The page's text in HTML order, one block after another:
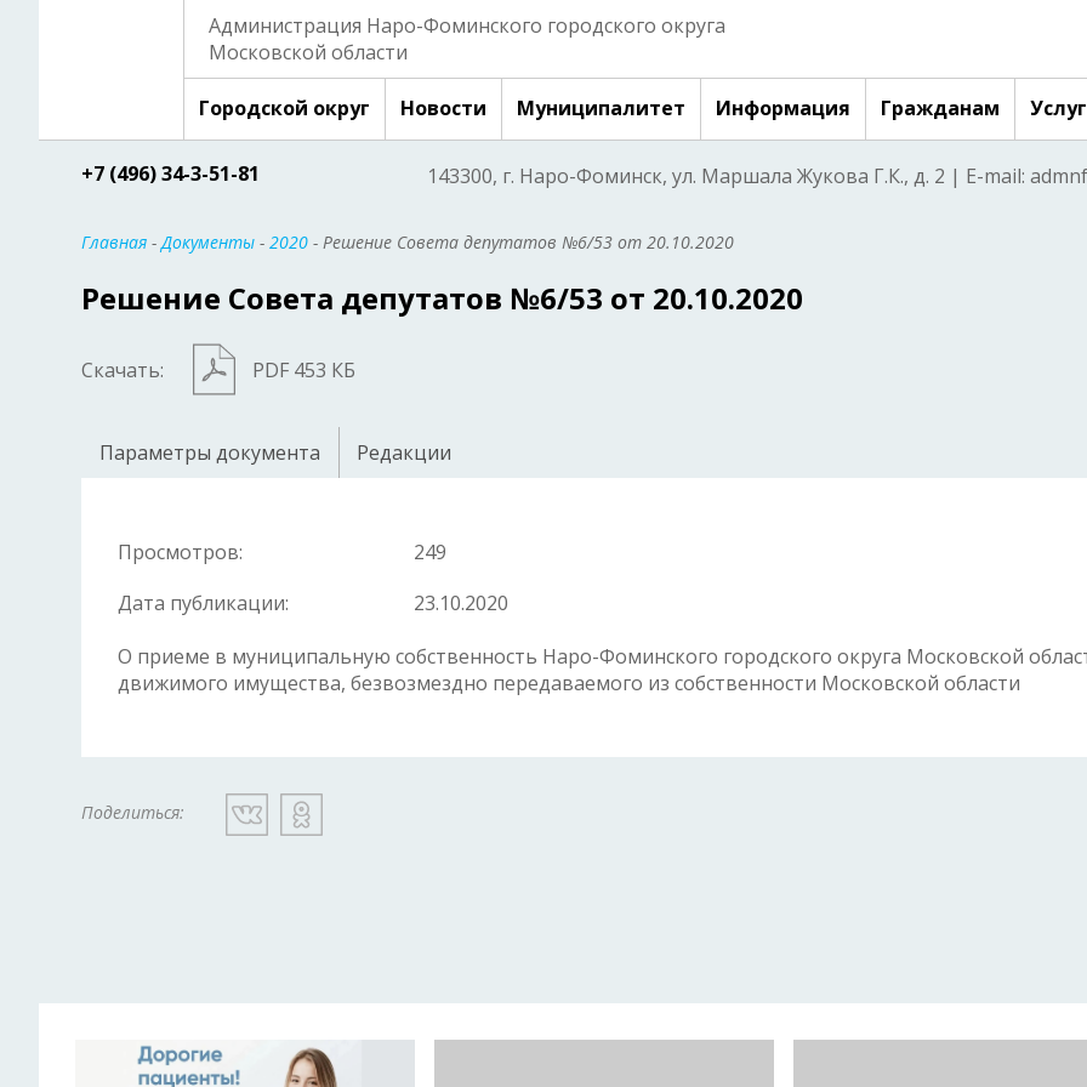
Администрация Наро-Фоминского городского округа
Московской области
Городской округ Новости Муниципалитет Информация Гражданам
+7 (496) 34-3-51-81 143300, г. Наро-Фоминск, ул. Маршала Жукова Г.К., д. 2 | E-mail:
Главная -Документы - 2020 - Решение Совета депутатов №6/53 от 20.10.2020
Решение Совета депутатов №6/53 от 20.10.2020
Скачать: PDF 453 КБ
Параметры документа Редакции
Просмотров:
249
Дата публикации:
23.10.2020
О приеме в муниципальную собственность Наро-Фоминского городского округа Московской
движимого имущества, безвозмездно передаваемого из собственности Московской области
Поделиться: